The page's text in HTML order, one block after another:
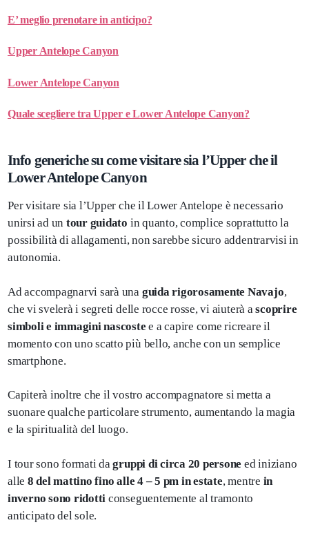
E’ meglio prenotare in anticipo?
Upper Antelope Canyon
Lower Antelope Canyon
Quale scegliere tra Upper e Lower Antelope Canyon?
Info generiche su come visitare sia l’Upper che il
Lower Antelope Canyon
Per visitare sia l’Upper che il Lower Antelope è necessario
unirsi ad un tour guidato in quanto, complice soprattutto la
possibilità di allagamenti, non sarebbe sicuro addentrarvisi in
autonomia.
Ad accompagnarvi sarà una guida rigorosamente Navajo,
che vi svelerà i segreti delle rocce rosse, vi aiuterà ascoprire
simboli e immagini nascoste e a capire come ricreare il
momento con uno scatto più bello, anche con un semplice
smartphone.
Capiterà inoltre che il vostro accompagnatore si metta a
suonare qualche particolare strumento, aumentando la magia
e la spiritualità del luogo.
I tour sono formati dagruppi di circa 20 personeed iniziano
alle 8 del mattino fino alle 4 – 5 pm in estate, mentre in
inverno sono ridotti conseguentemente al tramonto
anticipato del sole.